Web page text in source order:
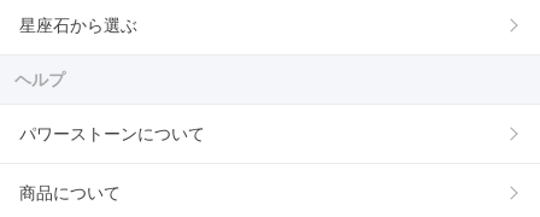
星座石から選ぶ
ヘルプ
パワーストーンについて
商品について